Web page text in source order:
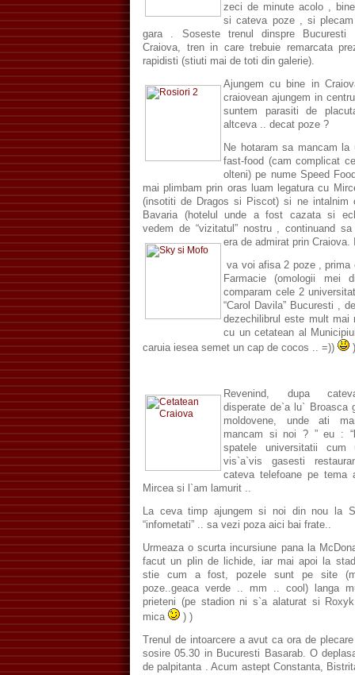
zeci de minute acolo ,
si cateva poze , si
gara . Soseste trenul dinspre Bucuresti
Craiova, tren in care trebuie remarcata
rapidisti (stiuti mai de toti din galerie).
Ajungem cu bine in
craiovean ajungem in
suntem parasiti de
altceva .. decat poze ?
Ne hotaram sa mancam la
fast-food (cam complicat
olteni) pe nume Speed
mai plimbam prin oras luam legatura cu
(insotiti de Dragos si Piscot) si ne intalnim
Bavaria (hotelul unde a fost cazata si
vedem de “vizitatul” nostru , continuand
era de admirat prin Craiova.
va voi afisa 2 poze , prima
Farmacie (omologii mei
comparam cele 2
“Carol Davila” Bucuresti ,
dezechilibrul este mult mai
cu un cetatean al
caruia iesea semet un cap de cocos .. =))
Revenind, dupa
disperate de`a lu` Broasca
moldovene, unde ati
mancam si noi ? ” eu :
spatele universitatii
vis`a`vis gasesti
cateva telefoane pe
Mircea si l`am lamurit ..
La ceva timp ajungem si noi din nou la
“infometati” .. sa vezi poza aici bai frate..
Urmeaza o scurta incursiune pana la
facut un plin de lichide, iar mai apoi la
stie cum a fost, pozele sunt pe site
poze..geaca verde .. mm .. cool) langa
prieteni (pe stadion ni s`a alaturat si
mica
) )
Trenul de intoarcere a avut ca ora de
sosire 05.30 in Bucuresti Basarab. O
de palpitanta . Acum astept Constanta,